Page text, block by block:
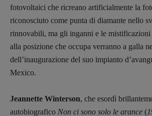
fotovoltaici che ricreano artificialmente la
riconosciuto come punta di diamante nello
rinnovabili, ma gli inganni e le
alla posizione che occupa verranno a galla
dell’inaugurazione del suo impianto
Mexico.
Jeannette Winterson, che esordì
autobiografico Non ci sono solo le arance (